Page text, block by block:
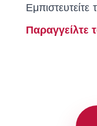
Παραγγείλτε